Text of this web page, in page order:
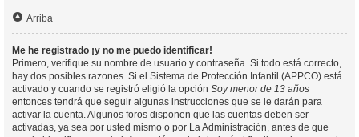
Arriba
Me he registrado ¡y no me puedo identificar!
Primero, verifique su nombre de usuario y contraseña. Si todo está correcto,
hay dos posibles razones. Si el Sistema de Protección Infantil (APPCO) está
activado y cuando se registró eligió la opción Soy menor de 13 años
entonces tendrá que seguir algunas instrucciones que se le darán para
activar la cuenta. Algunos foros disponen que las cuentas deben ser
activadas, ya sea por usted mismo o por La Administración, antes de que